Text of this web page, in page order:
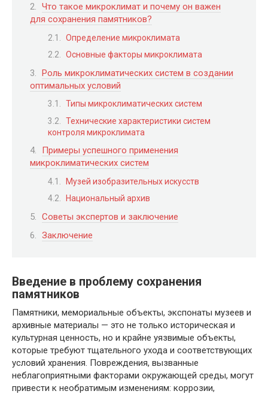
Что такое микроклимат и почему он важен
для сохранения памятников?
Определение микроклимата
Основные факторы микроклимата
Роль микроклиматических систем в создании
оптимальных условий
Типы микроклиматических систем
Технические характеристики систем
контроля микроклимата
Примеры успешного применения
микроклиматических систем
Музей изобразительных искусств
Национальный архив
Советы экспертов и заключение
Заключение
Введение в проблему сохранения
памятников
Памятники, мемориальные объекты, экспонаты музеев и
архивные материалы — это не только историческая и
культурная ценность, но и крайне уязвимые объекты,
которые требуют тщательного ухода и соответствующих
условий хранения. Повреждения, вызванные
неблагоприятными факторами окружающей среды, могут
привести к необратимым изменениям: коррозии,